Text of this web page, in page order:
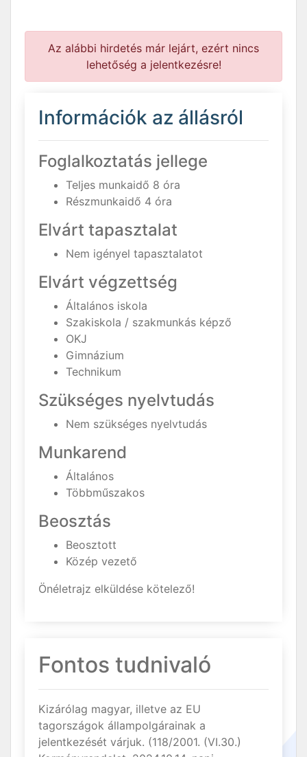
Az alábbi hirdetés már lejárt, ezért nincs
lehetőség a jelentkezésre!
Információk az állásról
Foglalkoztatás jellege
Teljes munkaidő 8 óra
Részmunkaidő 4 óra
Elvárt tapasztalat
Nem igényel tapasztalatot
Elvárt végzettség
Általános iskola
Szakiskola / szakmunkás képző
OKJ
Gimnázium
Technikum
Szükséges nyelvtudás
Nem szükséges nyelvtudás
Munkarend
Általános
Többműszakos
Beosztás
Beosztott
Közép vezető
Önéletrajz elküldése kötelező!
Fontos tudnivaló
Kizárólag magyar, illetve az EU
tagországok állampolgárainak a
jelentkezését várjuk. (118/2001. (VI.30.)